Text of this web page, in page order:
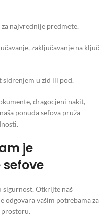
najvrednije predmete.
zaključavanje na ključ
sidrenjem u zid ili pod.
dragocjeni nakit,
ponuda sefova pruža
je
sigurnost. Otkrijte naš
vašim potrebama za